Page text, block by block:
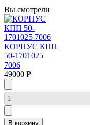
Вы смотрели
КОРПУС КПП
50-1701025
7006
49000 Р